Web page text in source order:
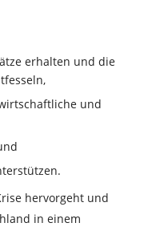
erhalten und die
und
hervorgeht und
in einem